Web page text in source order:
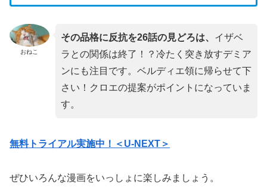
おねこ
その品格に反抗を26話の見どろは、 イザベ
ラとの関係は終了！？冷たく突き放すデミア
ンにも注目です。ベルディエ領に帰らせて下
さい！クロエの提案がポイントになっていま
す。
無料トライアル実施中！＜U-NEXT＞
ぜひいろんな漫画をいっしょに楽しみましょう。